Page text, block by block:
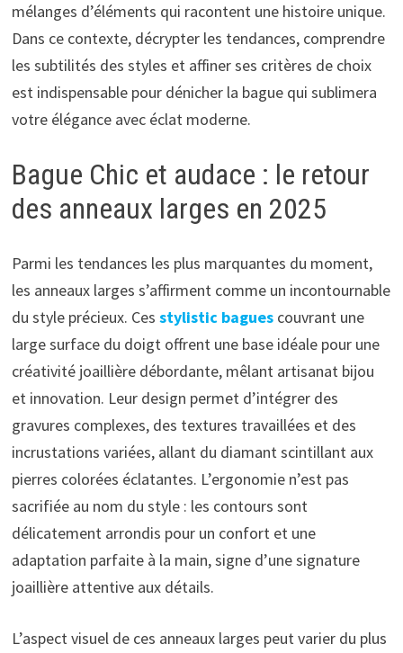
mélanges d’éléments qui racontent une histoire unique.
Dans ce contexte, décrypter les tendances, comprendre
les subtilités des styles et affiner ses critères de choix
est indispensable pour dénicher la bague qui sublimera
votre élégance avec éclat moderne.
Bague Chic et audace : le retour
des anneaux larges en 2025
Parmi les tendances les plus marquantes du moment,
les anneaux larges s’affirment comme un incontournable
du style précieux. Ces stylistic bagues couvrant une
large surface du doigt offrent une base idéale pour une
créativité joaillière débordante, mêlant artisanat bijou
et innovation. Leur design permet d’intégrer des
gravures complexes, des textures travaillées et des
incrustations variées, allant du diamant scintillant aux
pierres colorées éclatantes. L’ergonomie n’est pas
sacrifiée au nom du style : les contours sont
délicatement arrondis pour un confort et une
adaptation parfaite à la main, signe d’une signature
joaillière attentive aux détails.
L’aspect visuel de ces anneaux larges peut varier du plus